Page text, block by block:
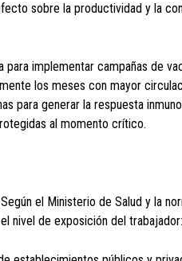
sobre la productividad y la
implementar campañas de
los meses con mayor
para generar la respuesta
al momento crítico.
el Ministerio de Salud y la
nivel de exposición del trabajador: